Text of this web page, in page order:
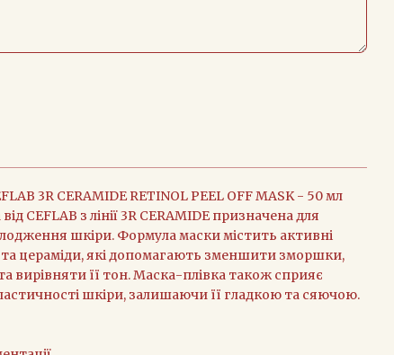
3R CERAMIDE RETINOL PEEL OFF MASK - 50 мл
CEFLAB з лінії 3R CERAMIDE призначена для
шкіри. Формула маски містить активні
та цераміди, які допомагають зменшити зморшки,
вирівняти її тон. Маска-плівка також сприяє
шкіри, залишаючи її гладкою та сяючою.